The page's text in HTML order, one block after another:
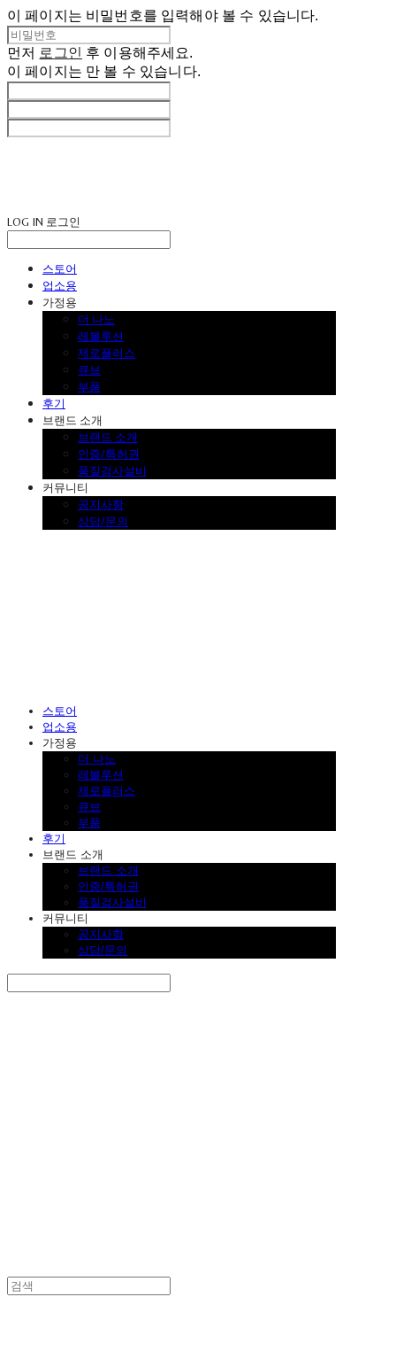
이 페이지는 비밀번호를 입력해야 볼 수 있습니다.
먼저 로그인 후 이용해주세요.
이 페이지는 만 볼 수 있습니다.
LOG IN 로그인
스토어
업소용
가정용
더 나노
레볼루션
제로플러스
큐브
부품
후기
브랜드 소개
브랜드 소개
인증/특허권
품질검사설비
커뮤니티
공지사항
상담/문의
스토어
업소용
가정용
더 나노
레볼루션
제로플러스
큐브
부품
후기
브랜드 소개
브랜드 소개
인증/특허권
품질검사설비
커뮤니티
공지사항
상담/문의